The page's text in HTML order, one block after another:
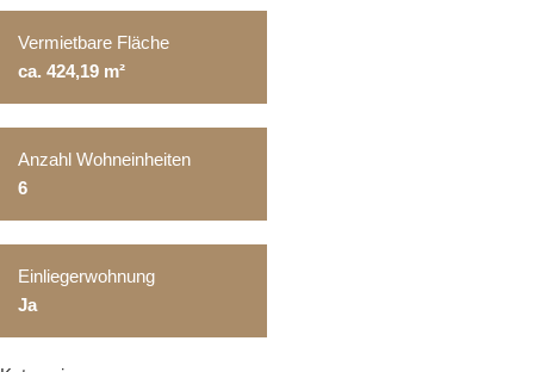
Vermietbare Fläche
ca. 424,19 m²
Anzahl Wohneinheiten
6
Einliegerwohnung
Ja